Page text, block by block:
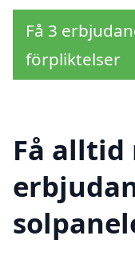
Få 3
förpliktelser
Få alltid